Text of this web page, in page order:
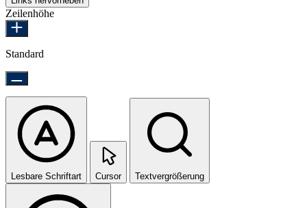
Zeilenhöhe
Standard
Lesbare Schriftart Cursor Textvergrößerung